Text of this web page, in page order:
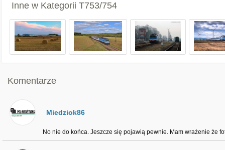
Inne w Kategorii T753/754
Komentarze
Miedziok86
No nie do końca. Jeszcze się pojawią pewnie. Mam wrażenie że